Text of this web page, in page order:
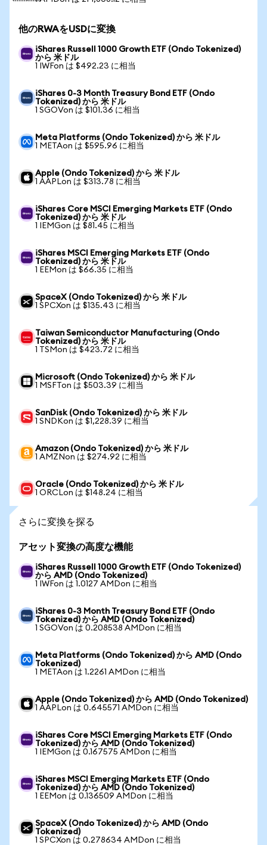
他のRWAをUSDに変換
iShares Russell 1000 Growth ETF (Ondo Tokenized)
から 米ドル
1 IWFon は $492.23 に相当
iShares 0-3 Month Treasury Bond ETF (Ondo
Tokenized) から 米ドル
1 SGOVon は $101.36 に相当
Meta Platforms (Ondo Tokenized) から 米ドル
1 METAon は $595.96 に相当
Apple (Ondo Tokenized) から 米ドル
1 AAPLon は $313.78 に相当
iShares Core MSCI Emerging Markets ETF (Ondo
Tokenized) から 米ドル
1 IEMGon は $81.45 に相当
iShares MSCI Emerging Markets ETF (Ondo
Tokenized) から 米ドル
1 EEMon は $66.35 に相当
SpaceX (Ondo Tokenized) から 米ドル
1 SPCXon は $135.43 に相当
Taiwan Semiconductor Manufacturing (Ondo
Tokenized) から 米ドル
1 TSMon は $423.72 に相当
Microsoft (Ondo Tokenized) から 米ドル
1 MSFTon は $503.39 に相当
SanDisk (Ondo Tokenized) から 米ドル
1 SNDKon は $1,228.39 に相当
Amazon (Ondo Tokenized) から 米ドル
1 AMZNon は $274.92 に相当
Oracle (Ondo Tokenized) から 米ドル
1 ORCLon は $148.24 に相当
さらに変換を探る
アセット変換の高度な機能
iShares Russell 1000 Growth ETF (Ondo Tokenized)
から AMD (Ondo Tokenized)
1 IWFon は 1.0127 AMDon に相当
iShares 0-3 Month Treasury Bond ETF (Ondo
Tokenized) から AMD (Ondo Tokenized)
1 SGOVon は 0.208538 AMDon に相当
Meta Platforms (Ondo Tokenized) から AMD (Ondo
Tokenized)
1 METAon は 1.2261 AMDon に相当
Apple (Ondo Tokenized) から AMD (Ondo Tokenized)
1 AAPLon は 0.645571 AMDon に相当
iShares Core MSCI Emerging Markets ETF (Ondo
Tokenized) から AMD (Ondo Tokenized)
1 IEMGon は 0.167575 AMDon に相当
iShares MSCI Emerging Markets ETF (Ondo
Tokenized) から AMD (Ondo Tokenized)
1 EEMon は 0.136509 AMDon に相当
SpaceX (Ondo Tokenized) から AMD (Ondo
Tokenized)
1 SPCXon は 0.278634 AMDon に相当